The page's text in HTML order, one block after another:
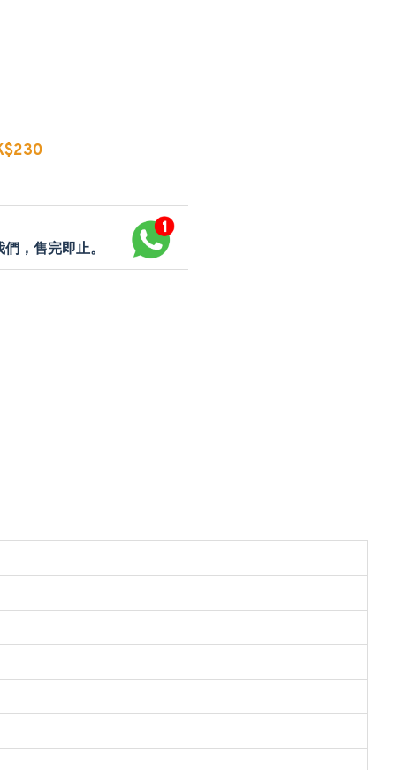
，售完即止。